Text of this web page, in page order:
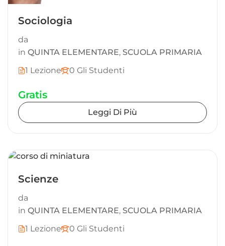
Sociologia
da
in QUINTA ELEMENTARE, SCUOLA PRIMARIA
1 Lezione
0 Gli Studenti
Gratis
Leggi Di Più
Scienze
da
in QUINTA ELEMENTARE, SCUOLA PRIMARIA
1 Lezione
0 Gli Studenti